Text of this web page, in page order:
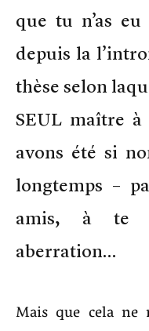
que tu n’as
depuis la
thèse selon
SEUL maître
avons été si
longtemps –
amis, à te
aberration…
Mais que cela ne